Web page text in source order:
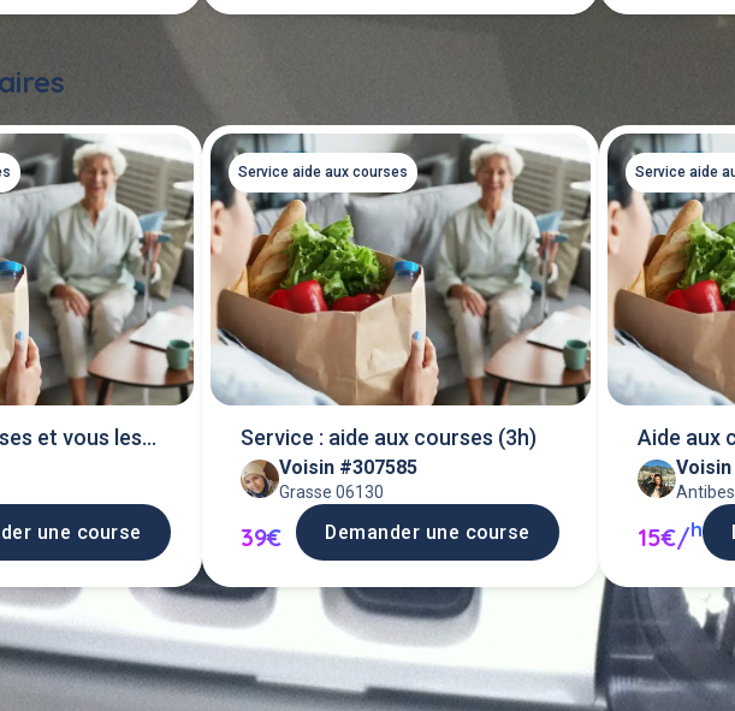
et vous les
une course
Service aide aux courses
Service : aide aux courses (3h)
Voisin #307585
Grasse 06130
39€ Demander une course
Service aide
Aide aux
15€/h
Demande un service d'aide aux